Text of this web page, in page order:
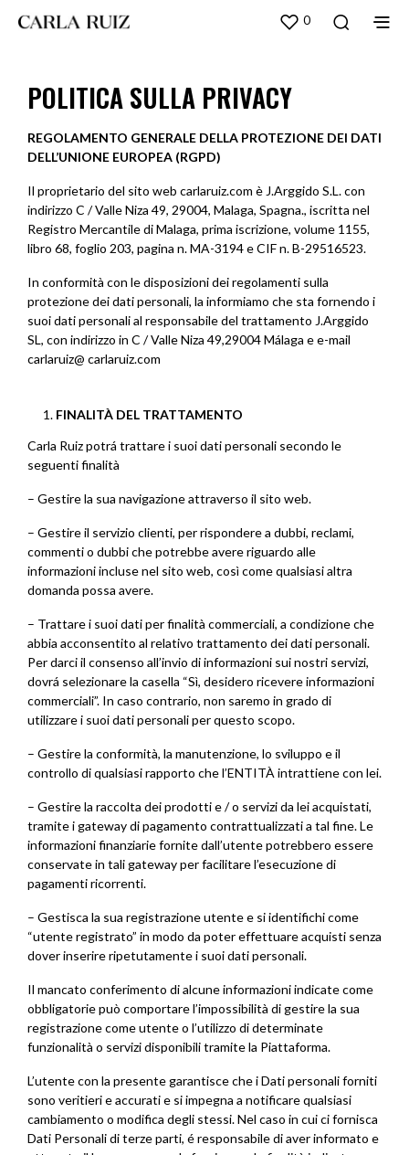
0
POLITICA SULLA PRIVACY
REGOLAMENTO GENERALE DELLA PROTEZIONE DEI DATI
DELL’UNIONE EUROPEA (RGPD)
Il proprietario del sito web carlaruiz.com è J.Arggido S.L. con
indirizzo C / Valle Niza 49, 29004, Malaga, Spagna., iscritta nel
Registro Mercantile di Malaga, prima iscrizione, volume 1155,
libro 68, foglio 203, pagina n. MA-3194 e CIF n. B-29516523.
In conformità con le disposizioni dei regolamenti sulla
protezione dei dati personali, la informiamo che sta fornendo i
suoi dati personali al responsabile del trattamento J.Arggido
SL, con indirizzo in C / Valle Niza 49,29004 Málaga e e-mail
carlaruiz@ carlaruiz.com
FINALITÀ DEL TRATTAMENTO
Carla Ruiz potrá trattare i suoi dati personali secondo le
seguenti finalità
– Gestire la sua navigazione attraverso il sito web.
– Gestire il servizio clienti, per rispondere a dubbi, reclami,
commenti o dubbi che potrebbe avere riguardo alle
informazioni incluse nel sito web, così come qualsiasi altra
domanda possa avere.
– Trattare i suoi dati per finalità commerciali, a condizione che
abbia acconsentito al relativo trattamento dei dati personali.
Per darci il consenso all’invio di informazioni sui nostri servizi,
dovrá selezionare la casella “Sì, desidero ricevere informazioni
commerciali”. In caso contrario, non saremo in grado di
utilizzare i suoi dati personali per questo scopo.
– Gestire la conformità, la manutenzione, lo sviluppo e il
controllo di qualsiasi rapporto che l’ENTITÀ intrattiene con lei.
– Gestire la raccolta dei prodotti e / o servizi da lei acquistati,
tramite i gateway di pagamento contrattualizzati a tal fine. Le
informazioni finanziarie fornite dall’utente potrebbero essere
conservate in tali gateway per facilitare l’esecuzione di
pagamenti ricorrenti.
– Gestisca la sua registrazione utente e si identifichi come
“utente registrato” in modo da poter effettuare acquisti senza
dover inserire ripetutamente i suoi dati personali.
Il mancato conferimento di alcune informazioni indicate come
obbligatorie può comportare l’impossibilità di gestire la sua
registrazione come utente o l’utilizzo di determinate
funzionalità o servizi disponibili tramite la Piattaforma.
L’utente con la presente garantisce che i Dati personali forniti
sono veritieri e accurati e si impegna a notificare qualsiasi
cambiamento o modifica degli stessi. Nel caso in cui ci fornisca
Dati Personali di terze parti, é responsabile di aver informato e